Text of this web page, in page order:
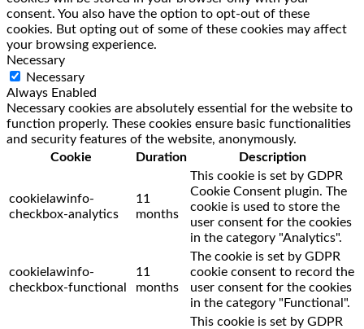
consent. You also have the option to opt-out of these
cookies. But opting out of some of these cookies may affect
your browsing experience.
Necessary
Necessary
Always Enabled
Necessary cookies are absolutely essential for the website to
function properly. These cookies ensure basic functionalities
and security features of the website, anonymously.
Cookie
Duration Description
cookielawinfo-
checkbox-analytics
11
months
This cookie is set by GDPR
Cookie Consent plugin. The
cookie is used to store the
user consent for the cookies
in the category "Analytics".
cookielawinfo-
checkbox-functional
11
months
The cookie is set by GDPR
cookie consent to record the
user consent for the cookies
in the category "Functional".
This cookie is set by GDPR